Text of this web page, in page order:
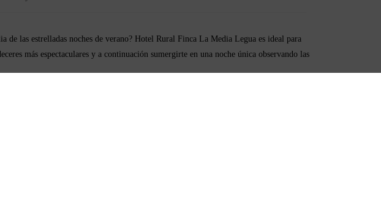
las estrelladas noches de verano? Hotel Rural Finca La Media Legua es ideal para
más espectaculares y a continuación sumergirte en una noche única observando las